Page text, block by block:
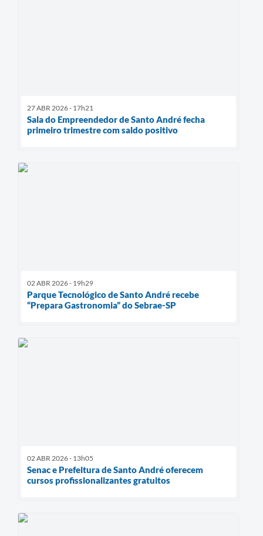
27 ABR 2026 - 17h21
Sala do Empreendedor de Santo André fecha
primeiro trimestre com saldo positivo
02 ABR 2026 - 19h29
Parque Tecnológico de Santo André recebe
“Prepara Gastronomia” do Sebrae-SP
02 ABR 2026 - 13h05
Senac e Prefeitura de Santo André oferecem
cursos profissionalizantes gratuitos